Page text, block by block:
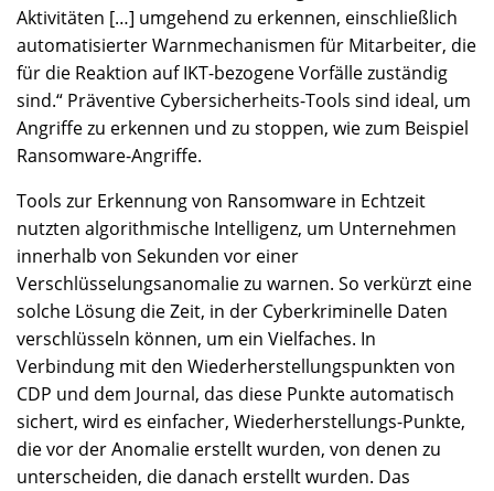
Aktivitäten […] umgehend zu erkennen, einschließlich
automatisierter Warnmechanismen für Mitarbeiter, die
für die Reaktion auf IKT-bezogene Vorfälle zuständig
sind.“ Präventive Cybersicherheits-Tools sind ideal, um
Angriffe zu erkennen und zu stoppen, wie zum Beispiel
Ransomware-Angriffe.
Tools zur Erkennung von Ransomware in Echtzeit
nutzten algorithmische Intelligenz, um Unternehmen
innerhalb von Sekunden vor einer
Verschlüsselungsanomalie zu warnen. So verkürzt eine
solche Lösung die Zeit, in der Cyberkriminelle Daten
verschlüsseln können, um ein Vielfaches. In
Verbindung mit den Wiederherstellungspunkten von
CDP und dem Journal, das diese Punkte automatisch
sichert, wird es einfacher, Wiederherstellungs-Punkte,
die vor der Anomalie erstellt wurden, von denen zu
unterscheiden, die danach erstellt wurden. Das